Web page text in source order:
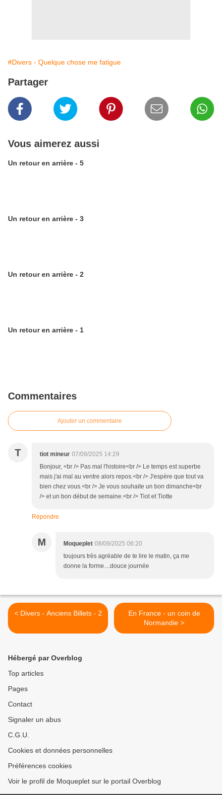
#Divers - Quelque chose me fatigue
Partager
Vous aimerez aussi
Un retour en arrière - 5
Un retour en arrière - 3
Un retour en arrière - 2
Un retour en arrière - 1
Commentaires
Ajouter un commentaire
T tiot mineur 07/09/2025 14:29
Bonjour, <br /> Pas mal l'histoire<br /> Le temps est superbe
mais j'ai mal au ventre alors repos.<br /> J'espère que tout va
bien chez vous.<br /> Je vous souhaite un bon dimanche<br
/> et un bon début de semaine.<br /> Tiot et Tiotte
Répondre
M Moqueplet 08/09/2025 06:20
toujours très agréable de te lire le matin, ça me
donne la forme....douce journée
< Divers - Anciens Billets - 2
En France - un coin de
Normandie >
Hébergé par Overblog
Top articles
Pages
Contact
Signaler un abus
C.G.U.
Cookies et données personnelles
Préférences cookies
Voir le profil de Moqueplet sur le portail Overblog